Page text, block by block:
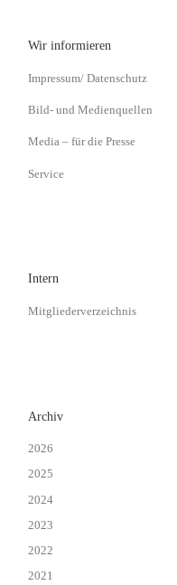
Wir informieren
Impressum/ Datenschutz
Bild- und Medienquellen
Media – für die Presse
Service
Intern
Mitgliederverzeichnis
Archiv
2026
2025
2024
2023
2022
2021